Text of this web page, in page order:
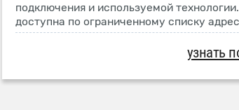
подключения и используемой
доступна по ограниченному списку
узнать